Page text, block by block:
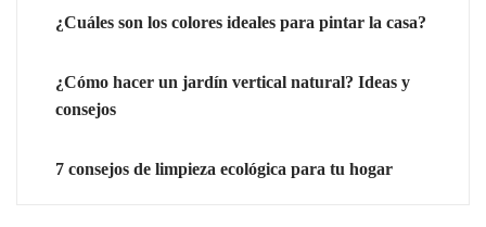
¿Cuáles son los colores ideales para pintar la casa?
¿Cómo hacer un jardín vertical natural? Ideas y
consejos
7 consejos de limpieza ecológica para tu hogar